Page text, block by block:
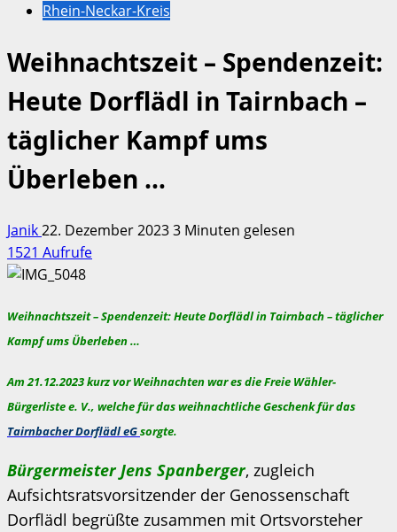
Rhein-Neckar-Kreis
Weihnachtszeit – Spendenzeit:
Heute Dorflädl in Tairnbach –
täglicher Kampf ums
Überleben …
Janik22. Dezember 20233 Minuten gelesen
1521 Aufrufe
Weihnachtszeit – Spendenzeit: Heute Dorflädl in Tairnbach – täglicher
Kampf ums Überleben …
Am 21.12.2023 kurz vor Weihnachten war es dieFreie Wähler-
Bürgerliste e. V., welche für das weihnachtliche Geschenk für das
Tairnbacher Dorflädl eGsorgte.
Bürgermeister Jens Spanberger, zugleich
Aufsichtsratsvorsitzender der Genossenschaft
Dorflädl begrüßte zusammen mit Ortsvorsteher